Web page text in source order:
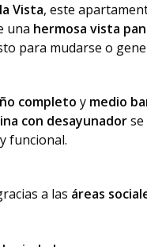
Vista, este
una hermosa vista
para mudarse o
completo y medio
con desayunador
funcional.
a las áreas